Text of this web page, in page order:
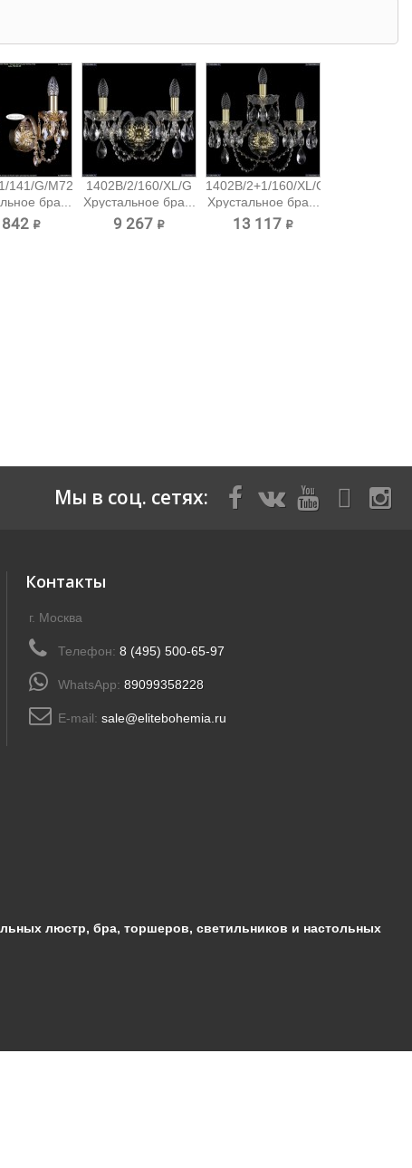
141/G/M721
бра...
₽
1402B/2/160/XL/G
Хрустальное бра...
9 267 ₽
1402B/2+1/160/XL/G
Хрустальное бра...
13 117 ₽
Мы в соц. сетях:
Контакты
г. Москва
Телефон: 8 (495) 500-65-97
WhatsApp: 89099358228
E-mail: sale@elitebohemia.ru
люстр, бра, торшеров, светильников и настольных